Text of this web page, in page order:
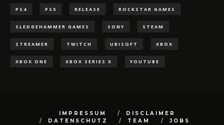
PS4 PS5 RELEASE ROCKSTAR GAMES
SLEDGEHAMMER GAMES SONY STEAM
STREAMER TWITCH UBISOFT XBOX
XBOX ONE XBOX SERIES X YOUTUBE
IMPRESSUM
DISCLAIMER
DATENSCHUTZ
TEAM
JOBS